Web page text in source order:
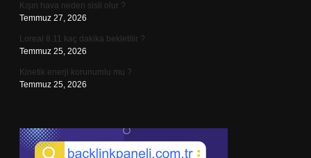
Kışın hava neden sisli olur ?
Temmuz 27, 2026
Loreal 8.11 kaç dakika bekletilir ?
Temmuz 25, 2026
Kinetik enerji korunumlu mu ?
Temmuz 25, 2026